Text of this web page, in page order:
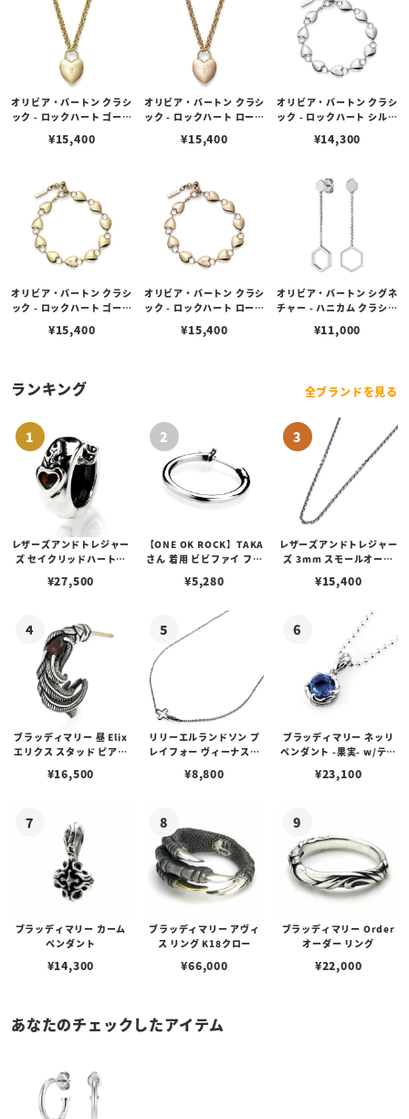
オリビア・バートン クラシ
ック - ロックハート ゴール
¥15,400
オリビア・バートン クラシ
ック - ロックハート ローズ
クレス
¥15,400
オリビア・バートン クラシ
ック - ロックハート シルバ
¥14,300
オリビア・バートン クラシ
ック - ロックハート ゴール
¥15,400
オリビア・バートン クラシ
ック - ロックハート ローズ
¥15,400
オリビア・バートン シグネ
チャー - ハニカム クラシッ
ス
¥11,000
ランキング 全ブランドを見る
レザーズアンドトレジャー
ズ セイクリッドハートピ
¥27,500
【ONE OK ROCK】TAKA
さん 着用 ビビファイ フー
¥5,280
レザーズアンドトレジャー
ズ 3mm スモールオーバ
ブスタークラスプ＆LTロ
¥15,400
ブラッディマリー 昼 Elix
エリクス スタッド ピアス
¥16,500
リリーエルランドソン プ
レイフォー ヴィーナスチ
¥8,800
ブラッディマリー ネッリ
ペンダント -果実- w/ティ
¥23,100
ブラッディマリー カーム
ペンダント
¥14,300
ブラッディマリー アヴィ
ス リング K18クロー
¥66,000
ブラッディマリー Order
オーダー リング
¥22,000
あなたのチェックしたアイテム